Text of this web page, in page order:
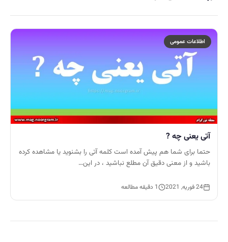
اطلاعات عمومی
آتی یعنی چه ?
حتما برای شما هم پیش آمده است کلمه آتی را بشنوید یا مشاهده کرده
باشید و از معنی دقیق آن مطلع نباشید ، در این…
24 فوریه, 2021 1 دقیقه مطالعه